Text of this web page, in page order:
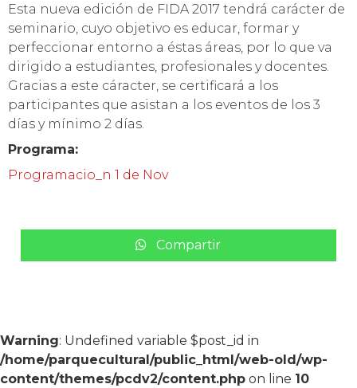
Esta nueva edición de FIDA 2017 tendrá carácter de
seminario, cuyo objetivo es educar, formar y
perfeccionar entorno a éstas áreas, por lo que va
dirigido a estudiantes, profesionales y docentes.
Gracias a este cáracter, se certificará a los
participantes que asistan a los eventos de los 3
días y mínimo 2 días.
Programa:
Programacio_n 1 de Nov
Compartir
Warning: Undefined variable $post_id in
/home/parquecultural/public_html/web-old/wp-
content/themes/pcdv2/content.php on line 10